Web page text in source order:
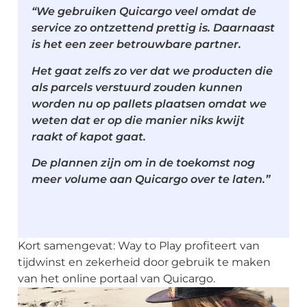
“We gebruiken Quicargo veel omdat de
service zo ontzettend prettig is. Daarnaast
is het een zeer betrouwbare partner.
Het gaat zelfs zo ver dat we producten die
als parcels verstuurd zouden kunnen
worden nu op pallets plaatsen omdat we
weten dat er op die manier niks kwijt
raakt of kapot gaat.
De plannen zijn om in de toekomst nog
meer volume aan Quicargo over te laten.”
Kort samengevat: Way to Play profiteert van
tijdwinst en zekerheid door gebruik te maken
van het online portaal van Quicargo.